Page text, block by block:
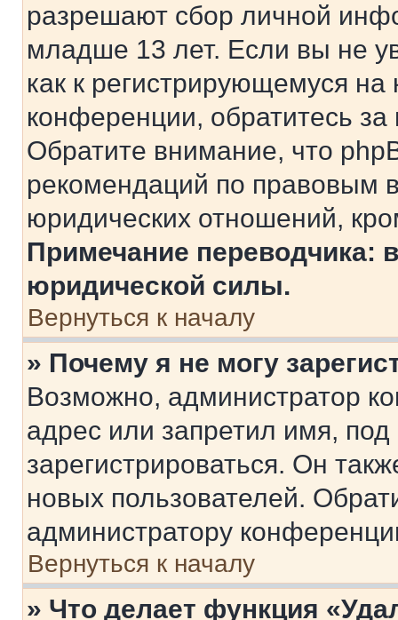
разрешают сбор личной
младше 13 лет. Если вы не
как к регистрирующемуся
конференции, обратитесь
Обратите внимание, что
рекомендаций по правовым
юридических отношений,
Примечание переводчика:
юридической силы.
Вернуться к началу
» Почему я не могу
Возможно, администратор
адрес или запретил имя,
зарегистрироваться. Он
новых пользователей.
администратору
Вернуться к началу
» Что делает функция